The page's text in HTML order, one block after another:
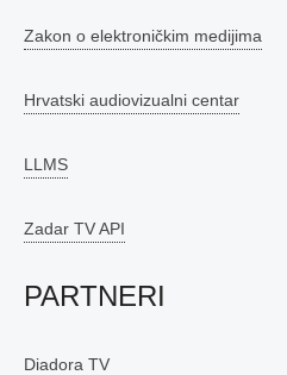
Zakon o elektroničkim medijima
Hrvatski audiovizualni centar
LLMS
Zadar TV API
PARTNERI
Diadora TV